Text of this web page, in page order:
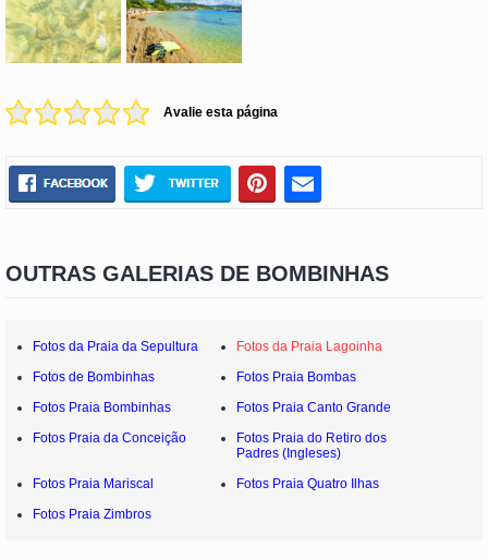
Avalie esta página
OUTRAS GALERIAS DE BOMBINHAS
Fotos da Praia da Sepultura
Fotos da Praia Lagoinha
Fotos de Bombinhas
Fotos Praia Bombas
Fotos Praia Bombinhas
Fotos Praia Canto Grande
Fotos Praia da Conceição
Fotos Praia do Retiro dos
Padres (Ingleses)
Fotos Praia Mariscal
Fotos Praia Quatro Ilhas
Fotos Praia Zimbros